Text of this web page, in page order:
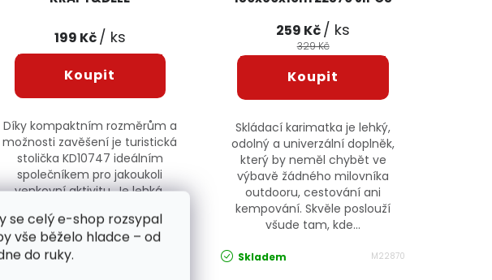
se celý e-shop rozsypal
vše běželo hladce – od
do ruky.
199 Kč/ ks
Díky kompaktním rozměrům a
možnosti zavěšení je turistická
stolička KD10747 ideálním
společníkem pro jakoukoli
venkovní aktivitu. Je lehká,
robustní,...
Skladem
259 Kč/ ks
329 Kč
Skládací karimatka je lehký,
odolný a univerzální doplněk,
který by neměl chybět ve
výbavě žádného milovníka
outdooru, cestování ani
kempování. Skvěle poslouží
všude tam, kde...
Skladem M22870